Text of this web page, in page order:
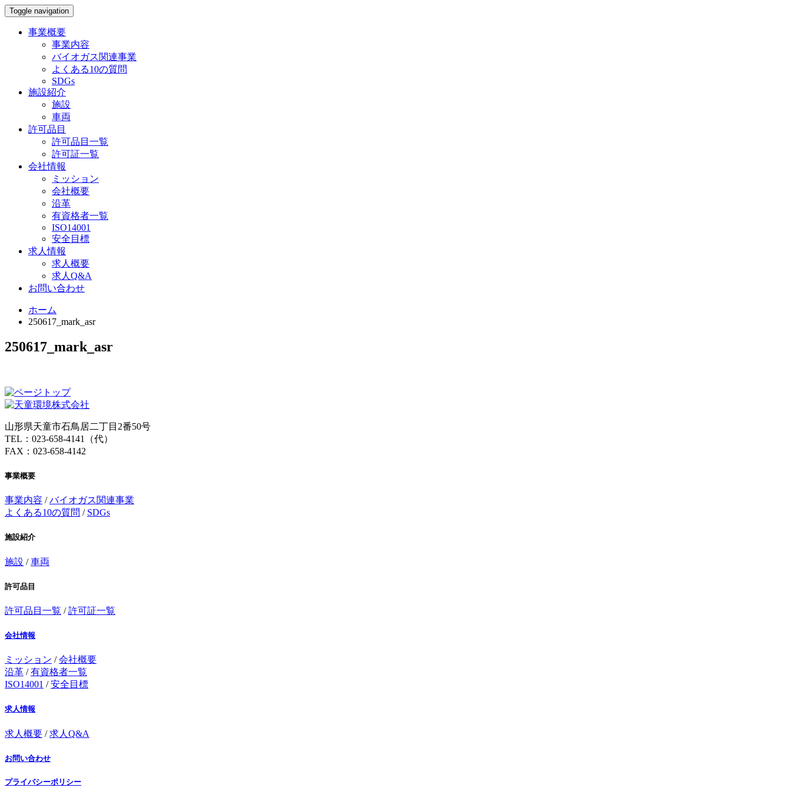
Toggle navigation
事業概要
事業内容
バイオガス関連事業
よくある10の質問
SDGs
施設紹介
施設
車両
許可品目
許可品目一覧
許可証一覧
会社情報
ミッション
会社概要
沿革
有資格者一覧
ISO14001
安全目標
求人情報
求人概要
求人Q&A
お問い合わせ
ホーム
250617_mark_asr
250617_mark_asr
山形県天童市石鳥居二丁目2番50号
TEL：023-658-4141（代）
FAX：023-658-4142
事業概要
事業内容 /バイオガス関連事業
よくある10の質問 / SDGs
施設紹介
施設 /車両
許可品目
許可品目一覧 /許可証一覧
会社情報
ミッション /会社概要
沿革 /有資格者一覧
ISO14001 /安全目標
求人情報
求人概要 /求人Q&A
お問い合わせ
プライバシーポリシー